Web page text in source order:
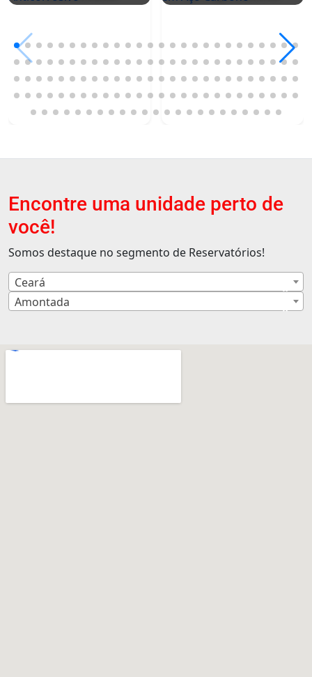
Encontre uma unidade perto de
você!
Somos destaque no segmento de Reservatórios!
×
Ceará
×
Amontada